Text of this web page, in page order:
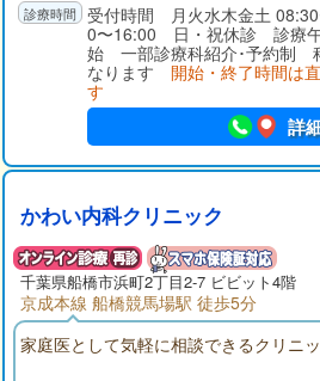
受付時間 月火水木金土
0〜16:00 日・祝休診 診療
始 一部診療科紹介･予約制
なります 開始・終了時間は
す
詳
かわい内科クリニック
千葉県船橋市浜町2丁目2-7 ビビット4階
京成本線 船橋競馬場駅 徒歩5分
家庭医として気軽に相談できるクリニ